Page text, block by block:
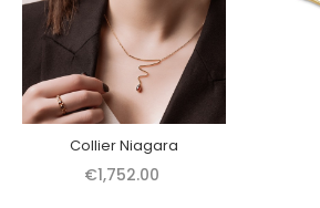
Collier Niagara
€1,752.00